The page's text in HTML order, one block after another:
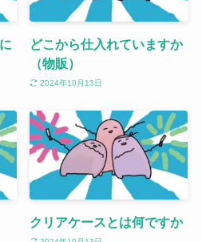
どこから仕入れていますか
（物販）
2024年10月13日
クリアケースとは何ですか